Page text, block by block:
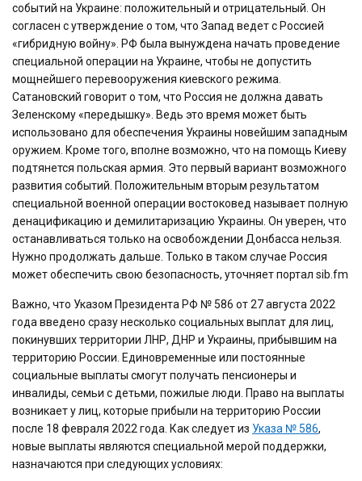
событий на Украине: положительный и отрицательный. Он
согласен с утверждение о том, что Запад ведет с Россией
«гибридную войну». РФ была вынуждена начать проведение
специальной операции на Украине, чтобы не допустить
мощнейшего перевооружения киевского режима.
Сатановский говорит о том, что Россия не должна давать
Зеленскому «передышку». Ведь это время может быть
использовано для обеспечения Украины новейшим западным
оружием. Кроме того, вполне возможно, что на помощь Киеву
подтянется польская армия. Это первый вариант возможного
развития событий. Положительным вторым результатом
специальной военной операции востоковед называет полную
денацификацию и демилитаризацию Украины. Он уверен, что
останавливаться только на освобождении Донбасса нельзя.
Нужно продолжать дальше. Только в таком случае Россия
может обеспечить свою безопасность, уточняет портал sib.fm
Важно, что Указом Президента РФ № 586 от 27 августа 2022
года введено сразу несколько социальных выплат для лиц,
покинувших территории ЛНР, ДНР и Украины, прибывшим на
территорию России. Единовременные или постоянные
социальные выплаты смогут получать пенсионеры и
инвалиды, семьи с детьми, пожилые люди. Право на выплаты
возникает у лиц, которые прибыли на территорию России
после 18 февраля 2022 года. Как следует из Указа № 586,
новые выплаты являются специальной мерой поддержки,
назначаются при следующих условиях: